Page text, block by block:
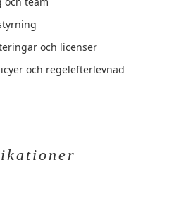
och licenser
och regelefterlevnad